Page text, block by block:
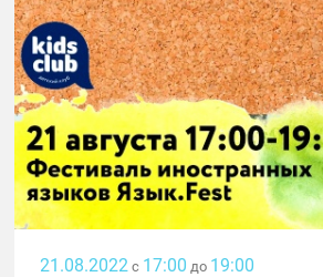
21.08.2022 с 17:00 до 19:00